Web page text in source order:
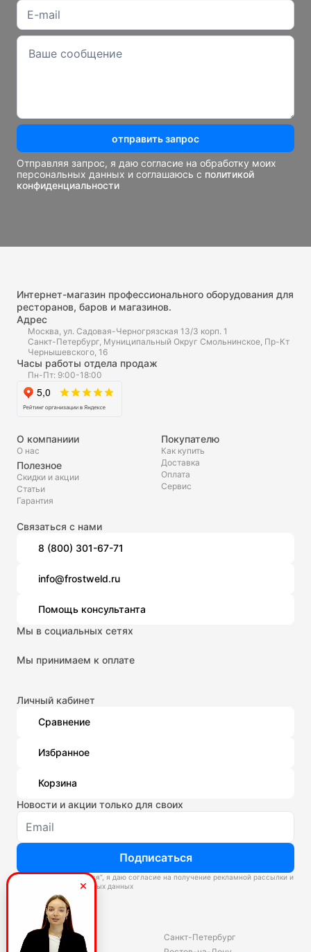
отправить запрос
Отправляя запрос, я даю согласие на обработку моих
персональных данных и соглашаюсь с политикой
конфиденциальности
Интернет-магазин профессионального оборудования для
ресторанов, баров и магазинов.
Адрес
Москва, ул. Садовая-Черногрязская 13/3 корп. 1
Санкт-Петербург, Муниципальный Округ Смольнинское, Пр-Кт
Чернышевского, 16
Часы работы отдела продаж
Пн-Пт: 9:00-18:00
О компаниии
О нас
Полезное
Скидки и акции
Статьи
Гарантия
Покупателю
Как купить
Доставка
Оплата
Сервис
Связаться с нами
8 (800) 301-67-71
info@frostweld.ru
Помощь консультанта
Мы в социальных сетях
Мы принимаем к оплате
Личный кабинет
Сравнение
Избранное
Корзина
Новости и акции только для своих
Подписаться
Нажимая “Подписаться”, я даю согласие на получение рекламной рассылки и
обработку персональных данных
Склады
Владивосток
Санкт-Петербург